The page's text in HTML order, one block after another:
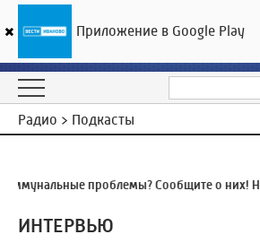
ГТРК
Радио > Подкасты
проблемы? Сообщите о них!
ИНТЕРВЬЮ
Приложение в Google Play